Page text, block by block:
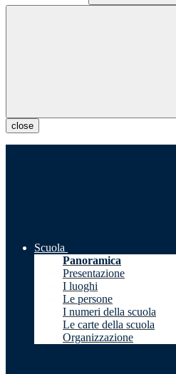
close
Scuola
Panoramica
Presentazione
I luoghi
Le persone
I numeri della scuola
Le carte della scuola
Organizzazione